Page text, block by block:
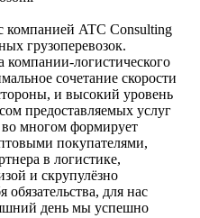
компанией ATC Consulting
грузоперевозок.
логистического
сочетание скорости
и высокий уровень
предоставляемых услуг
многом формирует
покупателями,
в логистике,
и скрупулёзно
для нас
день мы успешно